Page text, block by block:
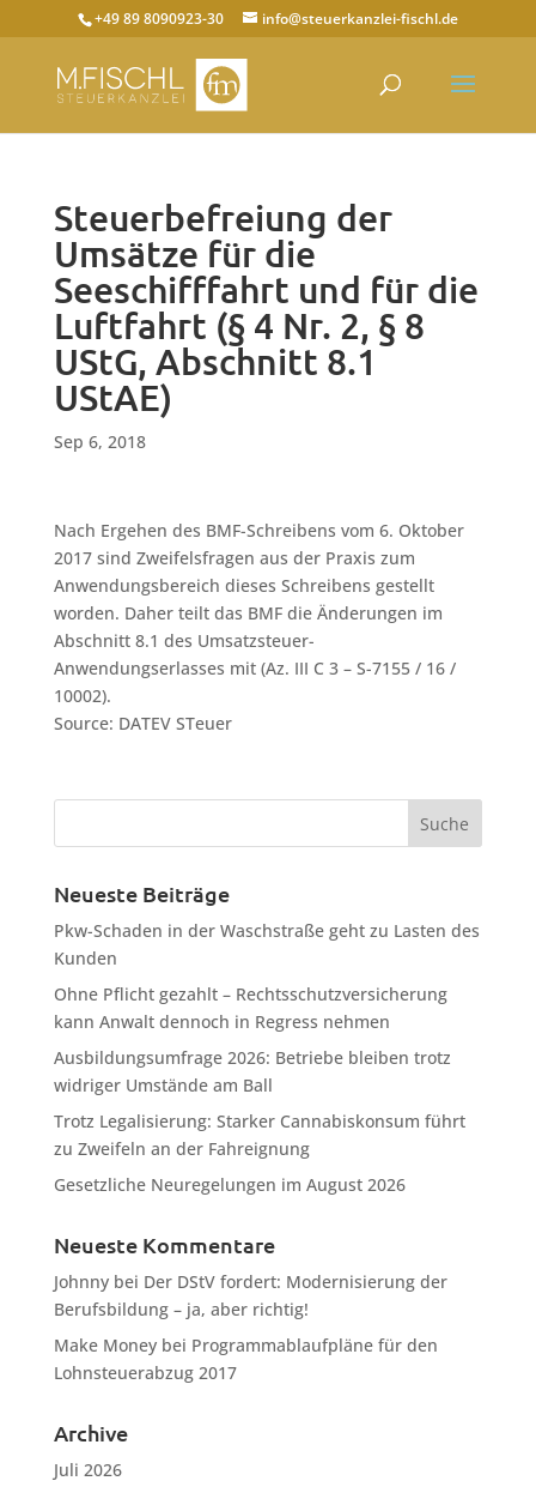
+49 89 8090923-30 info@steuerkanzlei-fischl.de
Steuerbefreiung der
Umsätze für die
Seeschifffahrt und für die
Luftfahrt (§ 4 Nr. 2, § 8
UStG, Abschnitt 8.1
UStAE)
Sep 6, 2018
Nach Ergehen des BMF-Schreibens vom 6. Oktober
2017 sind Zweifelsfragen aus der Praxis zum
Anwendungsbereich dieses Schreibens gestellt
worden. Daher teilt das BMF die Änderungen im
Abschnitt 8.1 des Umsatzsteuer-
Anwendungserlasses mit (Az. III C 3 – S-7155 / 16 /
10002).
Source: DATEV STeuer
Neueste Beiträge
Pkw-Schaden in der Waschstraße geht zu Lasten des
Kunden
Ohne Pflicht gezahlt – Rechtsschutzversicherung
kann Anwalt dennoch in Regress nehmen
Ausbildungsumfrage 2026: Betriebe bleiben trotz
widriger Umstände am Ball
Trotz Legalisierung: Starker Cannabiskonsum führt
zu Zweifeln an der Fahreignung
Gesetzliche Neuregelungen im August 2026
Neueste Kommentare
Johnnybei Der DStV fordert: Modernisierung der
Berufsbildung – ja, aber richtig!
Make Moneybei Programmablaufpläne für den
Lohnsteuerabzug 2017
Archive
Juli 2026